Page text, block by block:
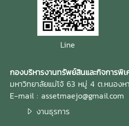
Line
กองบริหารงานทรัพย์สินและกิจการพิ
มหาวิทยาลัยแม่โจ้ 63 หมู่ 4 ต.หนองห
E-mail : assetmaejo@gmail.com
งานธุรการ